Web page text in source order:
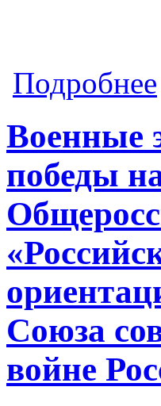
Подробнее
Военные
победы
Союза
войне